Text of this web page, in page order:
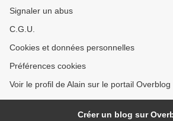
Signaler un abus
C.G.U.
Cookies et données personnelles
Préférences cookies
Voir le profil de Alain sur le portail Overblog
Créer un blog sur